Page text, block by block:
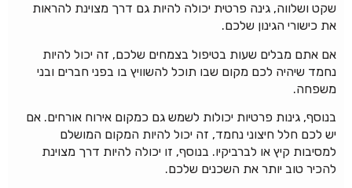
שקט ושלווה, גינה פרטית יכולה להיות גם דרך מצוינת להראות
את כישורי הגינון שלכם.
אם אתם מבלים שעות בטיפול בצמחים שלכם, זה יכול להיות
נחמד שיהיה לכם מקום שבו תוכל להשוויץ בו בפני חברים ובני
משפחה.
בנוסף, גינות פרטיות יכולות לשמש גם כמקום אירוח אורחים. אם
יש לכם חלל חיצוני נחמד, זה יכול להיות המקום המושלם
למסיבות קיץ או לברביקיו. בנוסף, זו יכולה להיות דרך מצוינת
להכיר טוב יותר את השכנים שלכם.